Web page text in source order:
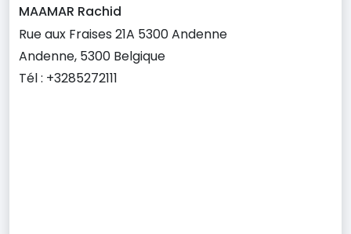
MAAMAR Rachid
Rue aux Fraises 21A 5300 Andenne
Andenne, 5300 Belgique
Tél : +3285272111